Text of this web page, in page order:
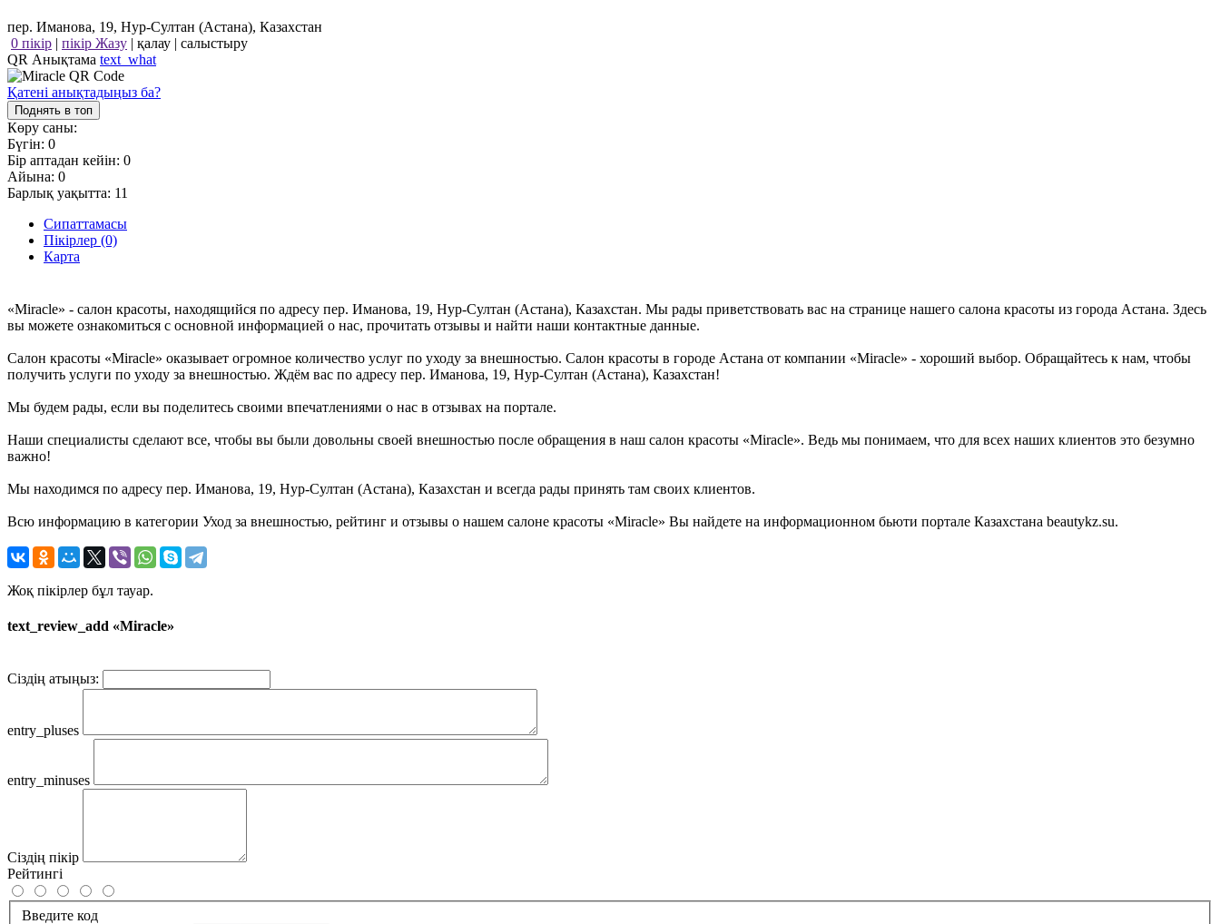
пер. Иманова, 19, Нур-Султан (Астана), Казахстан
0 пікір | пікір Жазу | қалау | салыстыру
QR Анықтама text_what
Қатені анықтадыңыз ба?
Поднять в топ
Көру саны:
Бүгін: 0
Бір аптадан кейін: 0
Айына: 0
Барлық уақытта: 11
Сипаттамасы
Пікірлер (0)
Карта
«Miracle» - салон красоты, находящийся по адресу пер. Иманова, 19, Нур-Султан (Астана), Казахстан. Мы рады приветствовать вас на странице нашего салона красоты из города Астана. Здесь
вы можете ознакомиться с основной информацией о нас, прочитать отзывы и найти наши контактные данные.
Салон красоты «Miracle» оказывает огромное количество услуг по уходу за внешностью. Салон красоты в городе Астана от компании «Miracle» - хороший выбор. Обращайтесь к нам, чтобы
получить услуги по уходу за внешностью. Ждём вас по адресу пер. Иманова, 19, Нур-Султан (Астана), Казахстан!
Мы будем рады, если вы поделитесь своими впечатлениями о нас в отзывах на портале.
Наши специалисты сделают все, чтобы вы были довольны своей внешностью после обращения в наш салон красоты «Miracle». Ведь мы понимаем, что для всех наших клиентов это безумно
важно!
Мы находимся по адресу пер. Иманова, 19, Нур-Султан (Астана), Казахстан и всегда рады принять там своих клиентов.
Всю информацию в категории Уход за внешностью, рейтинг и отзывы о нашем салоне красоты «Miracle» Вы найдете на информационном бьюти портале Казахстана beautykz.su.
Жоқ пікірлер бұл тауар.
text_review_add «Miracle»
Сіздің атыңыз:
entry_pluses
entry_minuses
Сіздің пікір
Рейтингі
Введите код